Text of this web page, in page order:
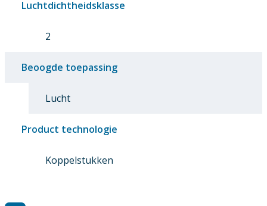
Luchtdichtheidsklasse
2
Beoogde toepassing
Lucht
Product technologie
Koppelstukken